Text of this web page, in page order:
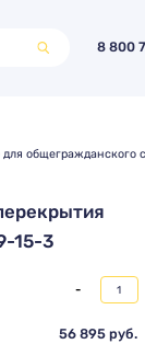
8 800
общегражданского
15-3
-
56 895 руб.